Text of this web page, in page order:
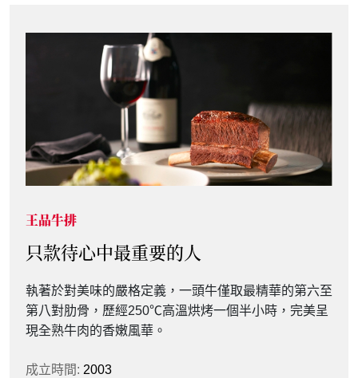
和牛涮 日式鍋物放題
和牛入魂 涮個痛快！
嚴選美澳「極上和牛」並完美詮釋多種和牛吃法，提供
老饕級和牛三吃—和牛炙燒壽司、極上和牛涮煮、和牛
黑咖哩飯，共70多種食材無限供應，暢快涮出達人級
美味。
成立時間:
經典菜色:老饕級和牛三吃
品牌官網
王品牛排
只款待心中最重要的人
執著於對美味的嚴格定義，一頭牛僅取最精華的第六至
第八對肋骨，歷經250℃高溫烘烤一個半小時，完美呈
現全熟牛肉的香嫩風華。
成立時間: 2003
雲彩坡
主打油燜雞的雲南風味餐廳
雲彩坡源自雲南東川那片傳說中堪稱「大自然調色盤」
的神奇紅土地。純淨的天空、七彩的山坡、質樸的民
風，造就了獨一無二的族群文化，也成就了自成一派的